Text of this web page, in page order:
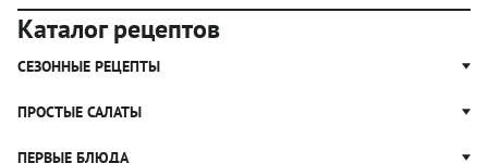
Каталог рецептов
СЕЗОННЫЕ РЕЦЕПТЫ
Рецепты из капусты
ПРОСТЫЕ САЛАТЫ
Простые салаты
ПЕРВЫЕ БЛЮДА